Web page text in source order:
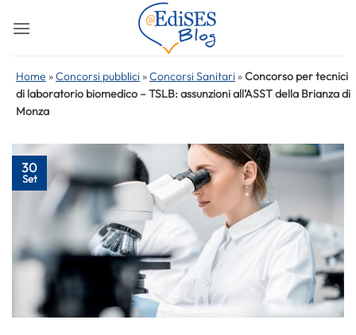
Home »Concorsi pubblici »Concorsi Sanitari »Concorso per tecnici
di laboratorio biomedico – TSLB: assunzioni all’ASST della Brianza di
Monza
30
Set